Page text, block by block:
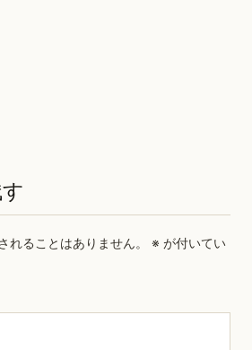
れることはありません。 ※ が付いてい